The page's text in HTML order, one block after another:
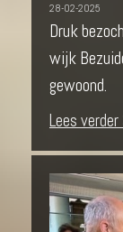
28-02-2025
Druk
wijk
gewoond.
Lees